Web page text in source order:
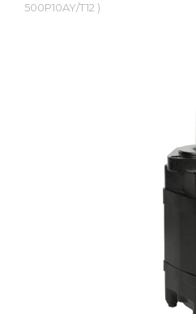
500P10AY/T12 )